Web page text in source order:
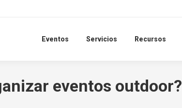
Eventos Servicios Recursos
eventos outdoor?